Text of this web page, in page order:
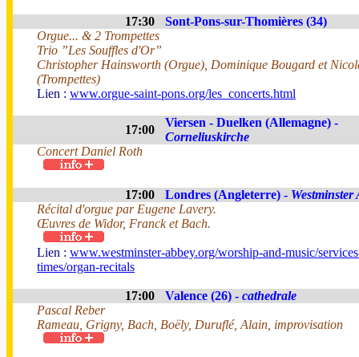
17:30
Sont-Pons-sur-Thomières (34)
Orgue... & 2 Trompettes
Trio ”Les Souffles d'Or”
Christopher Hainsworth (Orgue), Dominique Bougard et
(Trompettes)
Lien : www.orgue-saint-pons.org/les_concerts.html
17:00
Viersen - Duelken (Allemagne) -
Corneliuskirche
Concert Daniel Roth
17:00 Londres (Angleterre) - Westminster
Récital d'orgue par Eugene Lavery.
Œuvres de Widor, Franck et Bach.
Lien : www.westminster-abbey.org/worship-and-music/
times/organ-recitals
17:00 Valence (26) - cathedrale
Pascal Reber
Rameau, Grigny, Bach, Boëly, Duruflé, Alain, improvisation